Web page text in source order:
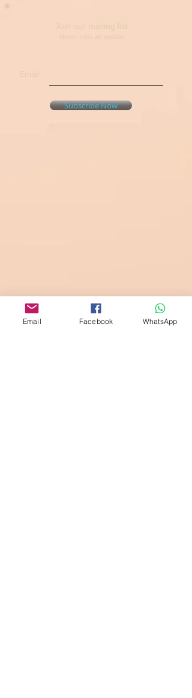
Join our mailing list
Never miss an update
Email
Subscribe Now
Email Facebook WhatsApp